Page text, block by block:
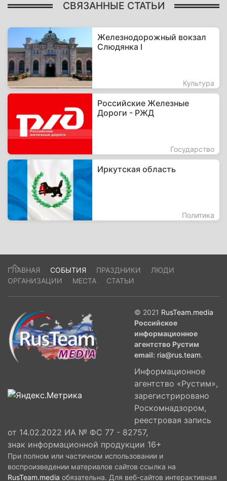
СВЯЗАННЫЕ СТАТЬИ
Железнодорожный вокзал
Слюдянка I
Культура
Российские Железные
Дороги - РЖД
Государство
Иркутская область
Политика
ГЛАВНАЯ СОБЫТИЯ ПРАЗДНИКИ
ЛЮДИ
ОРГАНИЗАЦИИ
МЕСТА СТАТЬИ
© 2021 RusTeam.media
Российское
информационное
агентство Рустим
email: ria@rus.team.
Информационное
агентство «Рустим»,
зарегистрировано
Роскомнадзором,
реестровая запись
от 14.02.2022 ИА № ФС 77 - 82757,
знак информационной продукции 16+
При полном или частичном использовании и
воспроизведении материалов сайтов ссылка на
RusTeam.media обязательна. Для веб-сайтов интерактивная